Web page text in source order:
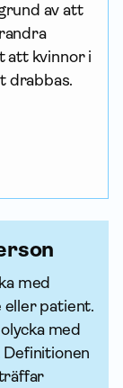
av att
att kvinnor i
drabbas.
med
eller patient.
med